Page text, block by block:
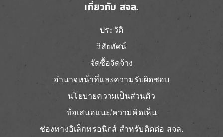
เกี่ยวกับ สจล.
ประวัติ
วิสัยทัศน์
จัดซื้อจัดจ้าง
อำนาจหน้าที่และความรับผิดชอบ
นโยบายความเป็นส่วนตัว
ข้อเสนอแนะ/ความคิดเห็น
ช่องทางอิเล็กทรอนิกส์ สำหรับติดต่อ สจล.